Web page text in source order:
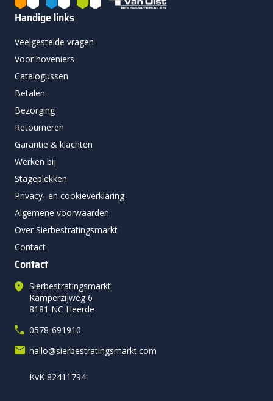
Handige links
Veelgestelde vragen
Voor hoveniers
Catalogussen
Betalen
Bezorging
Retourneren
Garantie & klachten
Werken bij
Stageplekken
Privacy- en cookieverklaring
Algemene voorwaarden
Over Sierbestratingsmarkt
Contact
Contact
Sierbestratingsmarkt
Kamperzijweg 6
8181 NC Heerde
0578-691910
hallo@sierbestratingsmarkt.com
KvK 82411794